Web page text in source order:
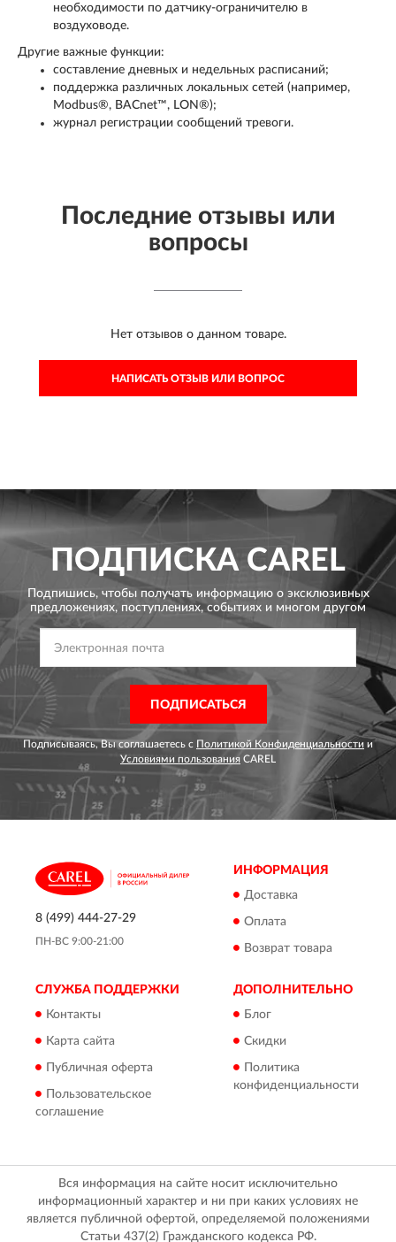
необходимости по датчику-ограничителю в
воздуховоде.
Другие важные функции:
составление дневных и недельных расписаний;
поддержка различных локальных сетей (например,
Modbus®, BACnet™, LON®);
журнал регистрации сообщений тревоги.
Последние отзывы или
вопросы
Нет отзывов о данном товаре.
НАПИСАТЬ ОТЗЫВ ИЛИ ВОПРОС
ПОДПИСКА CAREL
Подпишись, чтобы получать информацию о эксклюзивных
предложениях, поступлениях, событиях и многом другом
ПОДПИСАТЬСЯ
Подписываясь, Вы соглашаетесь с Политикой Конфиденциальности и
Условиями пользования CAREL
8 (499) 444-27-29
ПН-ВС 9:00-21:00
ИНФОРМАЦИЯ
Доставка
Оплата
Возврат товара
СЛУЖБА ПОДДЕРЖКИ
Контакты
Карта сайта
Публичная оферта
Пользовательское
соглашение
ДОПОЛНИТЕЛЬНО
Блог
Скидки
Политика
конфиденциальности
Вся информация на сайте носит исключительно
информационный характер и ни при каких условиях не
является публичной офертой, определяемой положениями
Статьи 437(2) Гражданского кодекса РФ.